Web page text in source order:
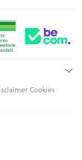
Cookies